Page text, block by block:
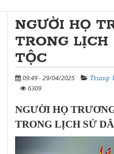
NGƯỜI HỌ
TRONG
TỘC
09:49 - 29/04/2025 Trung
6309
NGƯỜI HỌ
TRONG LỊCH SỬ